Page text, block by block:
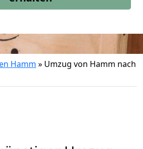
Hamm » Umzug von Hamm nach